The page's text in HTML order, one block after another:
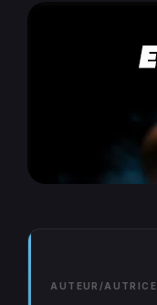
AUTEUR/AUTRICE